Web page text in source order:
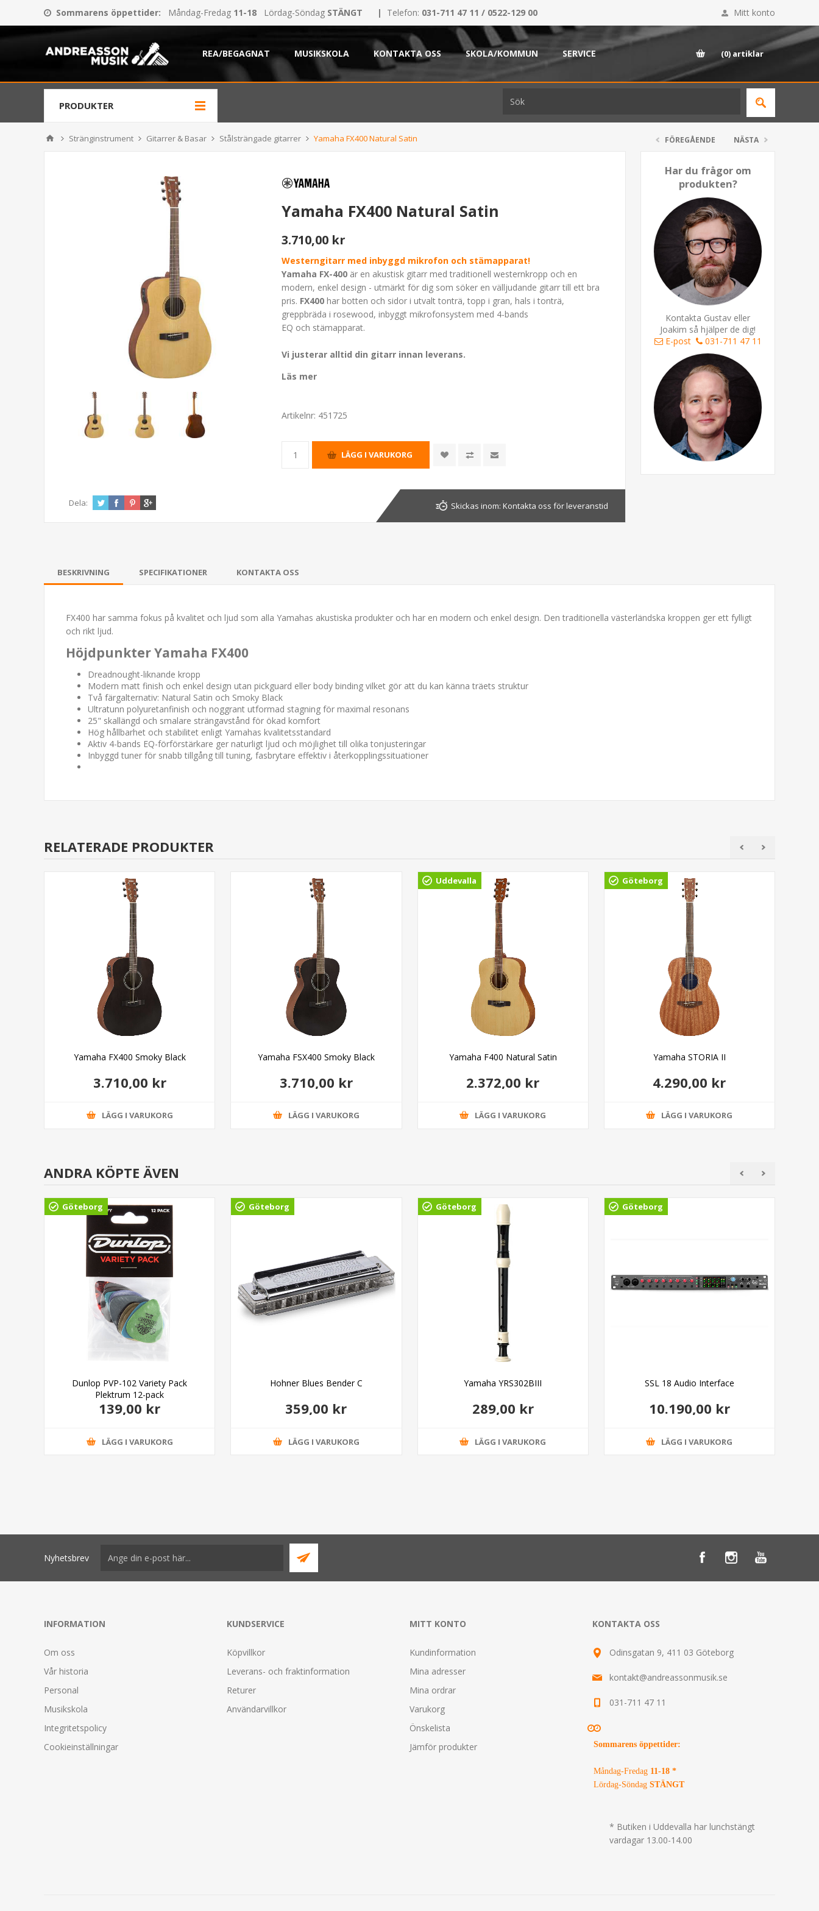
Sommarens öppettider: Måndag-Fredag 11-18 Lördag-Söndag STÄNGT | Telefon: 031-711 47 11 / 0522-129 00 Mitt konto
REA/BEGAGNAT MUSIKSKOLA KONTAKTA OSS SKOLA/KOMMUN SERVICE (0) artiklar
PRODUKTER
Stränginstrument Gitarrer & Basar Stålsträngade gitarrer Yamaha FX400 Natural Satin FÖREGÅENDE NÄSTA
Har du frågor om
produkten?
Kontakta Gustav eller
Joakim så hjälper de dig!
E-post
031-711 47 11
Yamaha FX400 Natural Satin
3.710,00 kr
Westerngitarr med inbyggd mikrofon och stämapparat!
Yamaha FX-400 är en akustisk gitarr med traditionell westernkropp och en
modern, enkel design - utmärkt för dig som söker en välljudande gitarr till ett bra
pris. FX400 har botten och sidor i utvalt tonträ, topp i gran, hals i tonträ,
greppbräda i rosewood, inbyggt mikrofonsystem med 4-bands
EQ och stämapparat.
Vi justerar alltid din gitarr innan leverans.
Läs mer
Artikelnr: 451725
Dela: Skickas inom: Kontakta oss för leveranstid
BESKRIVNING SPECIFIKATIONER KONTAKTA OSS
FX400 har samma fokus på kvalitet och ljud som alla Yamahas akustiska produkter och har en modern och enkel design. Den traditionella västerländska kroppen ger ett fylligt
och rikt ljud.
Höjdpunkter Yamaha FX400
Dreadnought-liknande kropp
Modern matt finish och enkel design utan pickguard eller body binding vilket gör att du kan känna träets struktur
Två färgalternativ: Natural Satin och Smoky Black
Ultratunn polyuretanfinish och noggrant utformad stagning för maximal resonans
25" skallängd och smalare strängavstånd för ökad komfort
Hög hållbarhet och stabilitet enligt Yamahas kvalitetsstandard
Aktiv 4-bands EQ-förförstärkare ger naturligt ljud och möjlighet till olika tonjusteringar
Inbyggd tuner för snabb tillgång till tuning, fasbrytare effektiv i återkopplingssituationer
RELATERADE PRODUKTER
Yamaha FX400 Smoky Black
3.710,00 kr
LÄGG I VARUKORG
Yamaha FSX400 Smoky Black
3.710,00 kr
LÄGG I VARUKORG
Uddevalla
Yamaha F400 Natural Satin
2.372,00 kr
LÄGG I VARUKORG
Göteborg
Yamaha STORIA II
4.290,00 kr
LÄGG I VARUKORG
ANDRA KÖPTE ÄVEN
Göteborg
Dunlop PVP-102 Variety Pack
Plektrum 12-pack
139,00 kr
LÄGG I VARUKORG
Göteborg
Hohner Blues Bender C
359,00 kr
LÄGG I VARUKORG
Göteborg
Yamaha YRS302BIII
289,00 kr
LÄGG I VARUKORG
Göteborg
SSL 18 Audio Interface
10.190,00 kr
LÄGG I VARUKORG
Nyhetsbrev
INFORMATION
Om oss
Vår historia
Personal
Musikskola
Integritetspolicy
Cookieinställningar
KUNDSERVICE
Köpvillkor
Leverans- och fraktinformation
Returer
Användarvillkor
MITT KONTO
Kundinformation
Mina adresser
Mina ordrar
Varukorg
Önskelista
Jämför produkter
KONTAKTA OSS
Odinsgatan 9, 411 03 Göteborg
kontakt@andreassonmusik.se
031-711 47 11
Sommarens öppettider:
Måndag-Fredag 11-18 *
Lördag-Söndag STÄNGT
* Butiken i Uddevalla har lunchstängt
vardagar 13.00-14.00